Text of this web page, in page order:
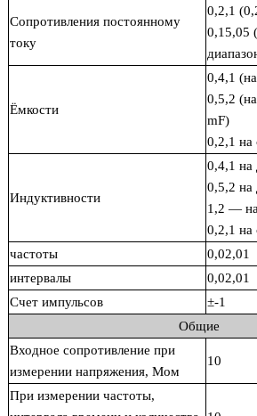
Сопротивления постоянному
току
0,2,1
0,15,05
Ёмкости
0,4,1
0,5,2
mF)
0,2,1 на
Индуктивности
0,4,1 на
0,5,2 на
1,2 —
0,2,1 на
частоты
0,02,01
интервалы
0,02,01
Счет импульсов
±-1
Общие
Входное сопротивление при
измерении напряжения, Мом
10
При измерении частоты,